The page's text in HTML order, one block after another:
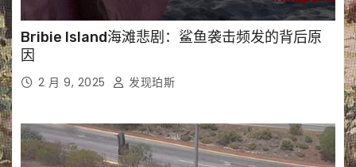
Bribie Island海滩悲剧：鲨鱼袭击频发的背后原
因
2 月 9, 2025 发现珀斯